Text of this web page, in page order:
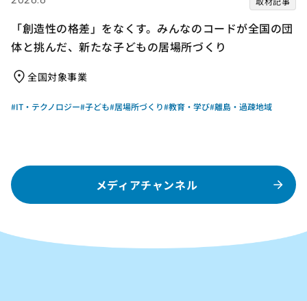
「創造性の格差」をなくす。みんなのコードが全国の団
体と挑んだ、新たな子どもの居場所づくり
全国対象事業
#IT・テクノロジー#子ども#居場所づくり#教育・学び#離島・過疎地域
メディアチャンネル